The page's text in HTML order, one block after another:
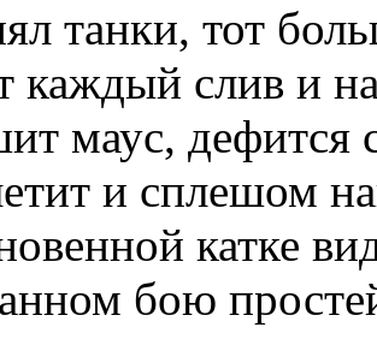
танки, тот
каждый слив и
маус, дефится
и сплешом
катке
бою